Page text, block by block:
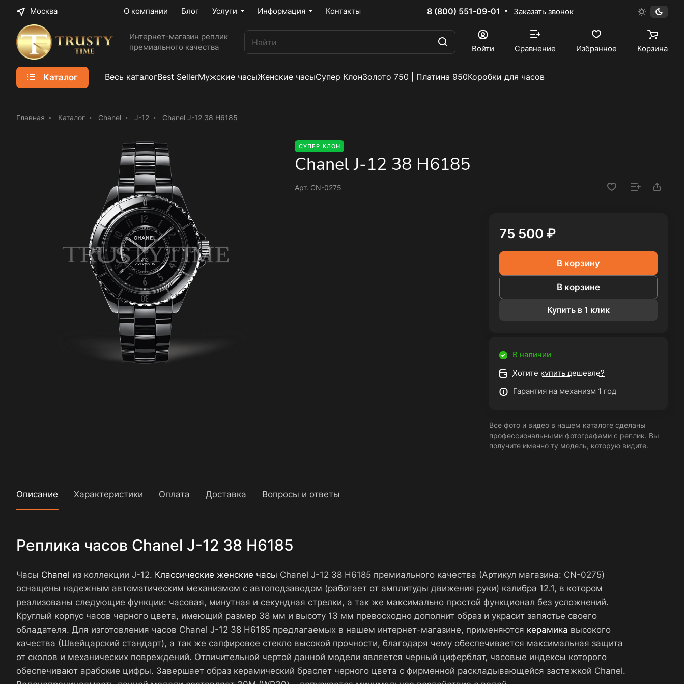
Москва О компании Блог Услуги Информация Контакты 8 (800) 551-09-01 Заказать звонок
Интернет-магазин реплик
премиального качества
Войти Сравнение Избранное Корзина
Каталог Весь каталогBest SellerМужские часыЖенские часыСупер КлонЗолото 750 | Платина 950Коробки для часов
Главная Каталог Chanel J-12 Chanel J-12 38 H6185
СУПЕР КЛОН
Chanel J-12 38 H6185
Арт. CN-0275
75 500 ₽
В корзину
В корзине
Купить в 1 клик
В наличии
Хотите купить дешевле?
Гарантия на механизм 1 год
Все фото и видео в нашем каталоге сделаны
профессиональными фотографами с реплик. Вы
получите именно ту модель, которую видите.
Описание Характеристики Оплата Доставка Вопросы и ответы
Реплика часов Chanel J-12 38 H6185
Часы Chanel из коллекции J-12. Классические женские часы Chanel J-12 38 H6185 премиального качества (Артикул магазина: CN-0275)
оснащены надежным автоматическим механизмом с автоподзаводом (работает от амплитуды движения руки) калибра 12.1, в котором
реализованы следующие функции: часовая, минутная и секундная стрелки, а так же максимально простой функционал без усложнений.
Круглый корпус часов черного цвета, имеющий размер 38 мм и высоту 13 мм превосходно дополнит образ и украсит запястье своего
обладателя. Для изготовления часов Chanel J-12 38 H6185 предлагаемых в нашем интернет-магазине, применяются керамика высокого
качества (Швейцарский стандарт), а так же сапфировое стекло высокой прочности, благодаря чему обеспечивается максимальная защита
от сколов и механических повреждений. Отличительной чертой данной модели является черный циферблат, часовые индексы которого
обеспечивают арабские цифры. Завершает образ керамический браслет черного цвета с фирменной раскладывающейся застежкой Chanel.